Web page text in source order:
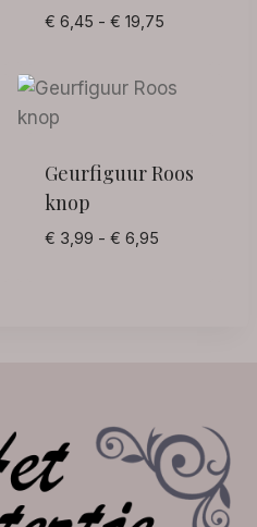
€ 6,45 - € 19,75Prijsklasse:
€ 19,75
Geurfiguur Roos
knop
€ 3,99 - € 6,95Prijsklasse: